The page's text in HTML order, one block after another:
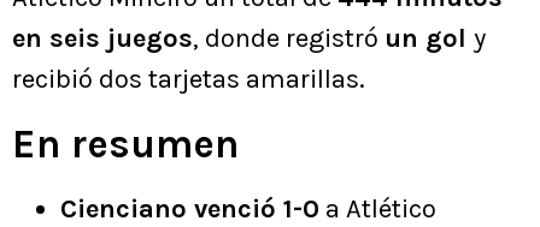
en seis juegos, donde registró un gol y
recibió dos tarjetas amarillas.
En resumen
Cienciano venció 1-0 a Atlético